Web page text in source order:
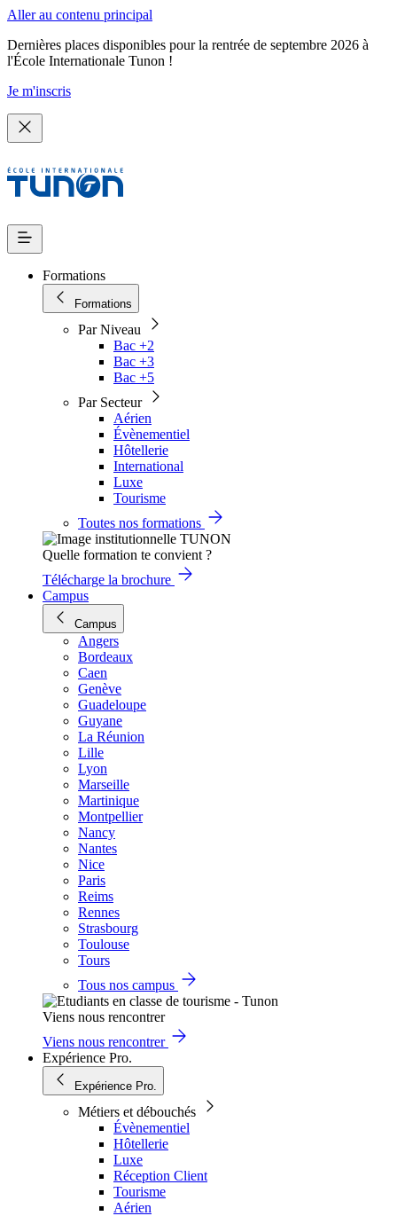
Aller au contenu principal
Dernières places disponibles pour la rentrée de septembre 2026 à
l'École Internationale Tunon !
Je m'inscris
Formations
Formations
Par Niveau
Bac +2
Bac +3
Bac +5
Par Secteur
Aérien
Évènementiel
Hôtellerie
International
Luxe
Tourisme
Toutes nos formations
Quelle formation te convient ?
Télécharge la brochure
Campus
Campus
Angers
Bordeaux
Caen
Genève
Guadeloupe
Guyane
La Réunion
Lille
Lyon
Marseille
Martinique
Montpellier
Nancy
Nantes
Nice
Paris
Reims
Rennes
Strasbourg
Toulouse
Tours
Tous nos campus
Viens nous rencontrer
Viens nous rencontrer
Expérience Pro.
Expérience Pro.
Métiers et débouchés
Évènementiel
Hôtellerie
Luxe
Réception Client
Tourisme
Aérien